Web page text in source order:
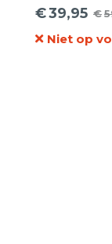
€
prijs
€39,95
Huidige
prijs
Niet op